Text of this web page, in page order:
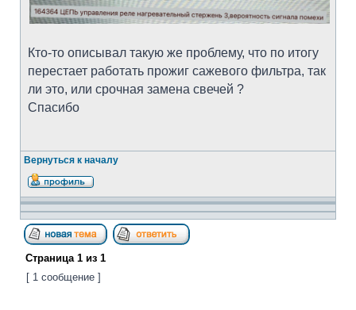
Кто-то описывал такую же проблему, что по итогу
перестает работать прожиг сажевого фильтра, так
ли это, или срочная замена свечей ?
Спасибо
Вернуться к началу
Страница 1 из 1
[ 1 сообщение ]